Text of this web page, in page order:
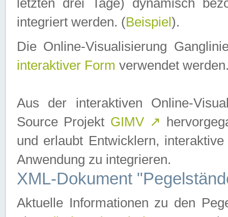
letzten drei Tage) dynamisch
integriert werden. (Beispiel ).
Die Online-Visualisierung
interaktiver Form verwendet
Aus der interaktiven Online-
Source Projekt GIMV ↗
und erlaubt Entwicklern,
Anwendung zu integrieren.
XML-Dokument
Aktuelle Informationen zu den